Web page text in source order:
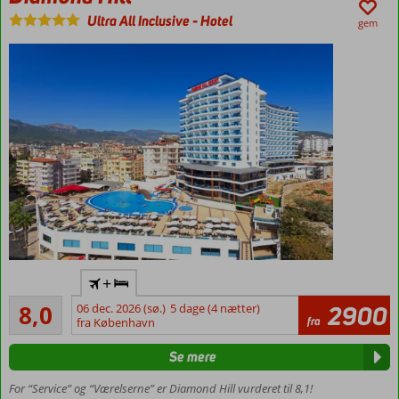
FamilieværelserUltra All Inclusive-Hotel gem
til
Gazipasa
Fantastisk
Pool med
8,0
Meget godt
341
anmeldelser
+
06 dec. 2026 (sø.) 5 dage (4 nætter)
fra København
fra 2900
For “Service” og “Værelserne” er Diamond Hill vurderet til 8,1!
Se mere